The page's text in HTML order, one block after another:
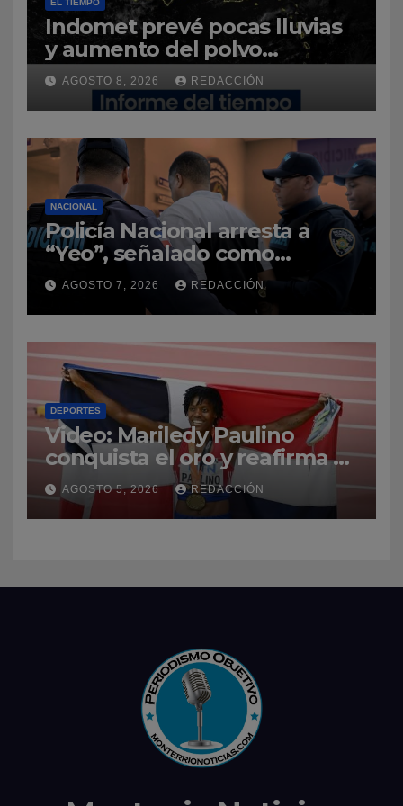
EL TIEMPO
Indomet prevé pocas lluvias
y aumento del polvo
sahariano sobre República
Dominicana
AGOSTO 8, 2026 REDACCIÓN
NACIONAL
Policía Nacional arresta a
“Yeo”, señalado como
presunto autor del homicidio
del baloncestista Yeuri
Rodríguez Batista
AGOSTO 7, 2026 REDACCIÓN
DEPORTES
Video: Mariledy Paulino
conquista el oro y reafirma su
dominio en el atletismo
AGOSTO 5, 2026 REDACCIÓN